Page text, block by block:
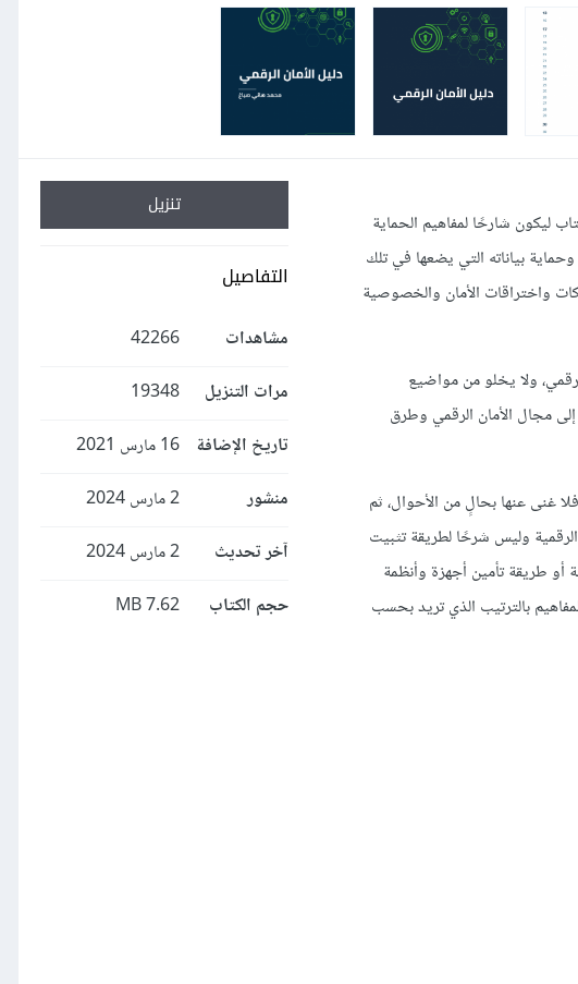
ليكون شارحًا لمفاهيم الحماية
بياناته التي يضعها في تلك
واختراقات الأمان والخصوصية
ولا يخلو من مواضيع
مجال الأمان الرقمي وطرق
غنى عنها بحالٍ من الأحوال، ثم
وليس شرحًا لطريقة تثبيت
طريقة تأمين أجهزة وأنظمة
بالترتيب الذي تريد بحسب
تنزيل
التفاصيل
مشاهدات
42266
مرات التنزيل
19348
تاريخ الإضافة
16 مارس 2021
منشور
2 مارس 2024
آخر تحديث
2 مارس 2024
حجم الكتاب
7.62 MB